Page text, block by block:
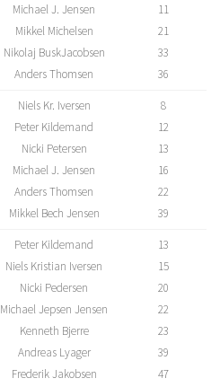
Michael J. Jensen
Mikkel Michelsen
Nikolaj BuskJacobsen
Anders Thomsen
11
21
33
36
Niels Kr. Iversen
Peter Kildemand
Nicki Petersen
Michael J. Jensen
Anders Thomsen
Mikkel Bech Jensen
8
12
13
16
22
39
Peter Kildemand
Niels Kristian Iversen
Nicki Pedersen
Michael Jepsen Jensen
Kenneth Bjerre
Andreas Lyager
Frederik Jakobsen
13
15
20
22
23
39
47